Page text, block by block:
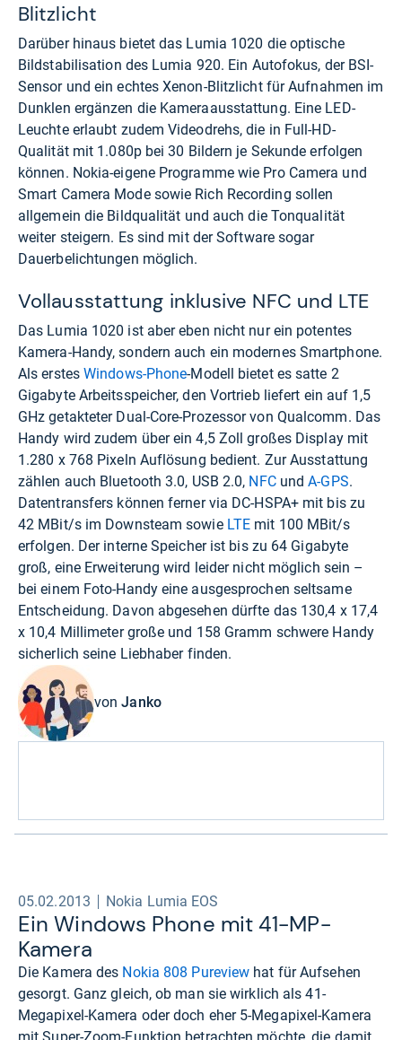
Blitzlicht
Darüber hinaus bietet das Lumia 1020 die optische
Bildstabilisation des Lumia 920. Ein Autofokus, der BSI-
Sensor und ein echtes Xenon-Blitzlicht für Aufnahmen im
Dunklen ergänzen die Kameraausstattung. Eine LED-
Leuchte erlaubt zudem Videodrehs, die in Full-HD-
Qualität mit 1.080p bei 30 Bildern je Sekunde erfolgen
können. Nokia-eigene Programme wie Pro Camera und
Smart Camera Mode sowie Rich Recording sollen
allgemein die Bildqualität und auch die Tonqualität
weiter steigern. Es sind mit der Software sogar
Dauerbelichtungen möglich.
Vollausstattung inklusive NFC und LTE
Das Lumia 1020 ist aber eben nicht nur ein potentes
Kamera-Handy, sondern auch ein modernes Smartphone.
Als erstesWindows-Phone-Modell bietet es satte 2
Gigabyte Arbeitsspeicher, den Vortrieb liefert ein auf 1,5
GHz getakteter Dual-Core-Prozessor von Qualcomm. Das
Handy wird zudem über ein 4,5 Zoll großes Display mit
1.280 x 768 Pixeln Auflösung bedient. Zur Ausstattung
zählen auch Bluetooth 3.0, USB 2.0, NFCundA-GPS.
Datentransfers können ferner via DC-HSPA+ mit bis zu
42 MBit/s im Downsteam sowie LTE mit 100 MBit/s
erfolgen. Der interne Speicher ist bis zu 64 Gigabyte
groß, eine Erweiterung wird leider nicht möglich sein –
bei einem Foto-Handy eine ausgesprochen seltsame
Entscheidung. Davon abgesehen dürfte das 130,4 x 17,4
x 10,4 Millimeter große und 158 Gramm schwere Handy
sicherlich seine Liebhaber finden.
vonJanko
05.02.2013 Nokia Lumia EOS
Ein Win­dows Phone mit 41-​MP-​
Kamera
Die Kamera des Nokia 808 Pureview hat für Aufsehen
gesorgt. Ganz gleich, ob man sie wirklich als 41-
Megapixel-Kamera oder doch eher 5-Megapixel-Kamera